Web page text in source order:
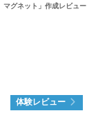
マグネット」作成レビュー
体験レビュー